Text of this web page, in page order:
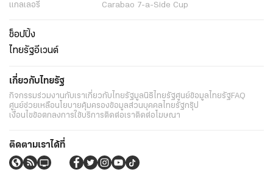
แกลเลอรี่
Carabao 7-a-Side Cup
ช็อปปิ้ง
ไทยรัฐอีเวนต์
เกี่ยวกับไทยรัฐ
กิจกรรมร่วมงานกับเราเกี่ยวกับไทยรัฐมูลนิธิไทยรัฐศูนย์ข้อมูลไทยรัฐFAQ
ศูนย์ช่วยเหลือนโยบายคุ้มครองข้อมูลส่วนบุคคลไทยรัฐกรุ๊ป
เงื่อนไขข้อตกลงการใช้บริการติดต่อเราติดต่อโฆษณา
ติดตามเราได้ที่